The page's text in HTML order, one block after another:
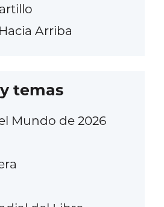
Arriba
temas
Mundo de 2026